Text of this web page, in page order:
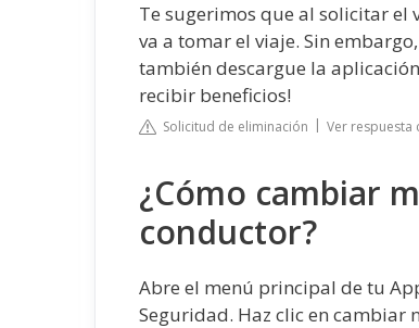
Te sugerimos que al solicitar el
va a tomar el viaje. Sin
también descargue la
recibir beneficios!
Solicitud de eliminación Ver respuesta
¿Cómo cambiar
conductor?
Abre el menú principal de tu
Seguridad. Haz clic en cambiar